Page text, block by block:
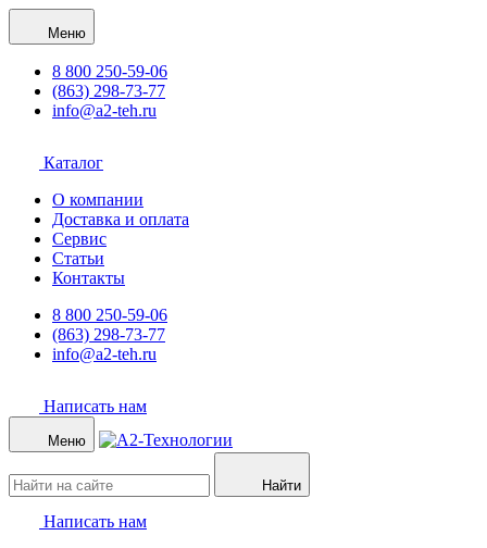
Меню
8 800 250-59-06
(863) 298-73-77
info@a2-teh.ru
Каталог
О компании
Доставка и оплата
Сервис
Статьи
Контакты
8 800 250-59-06
(863) 298-73-77
info@a2-teh.ru
Написать нам
Меню
Найти
Написать нам